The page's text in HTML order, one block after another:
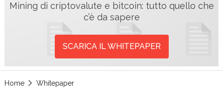
Mining di criptovalute e bitcoin: tutto quello che
c’è da sapere
SCARICA IL WHITEPAPER
Home Whitepaper